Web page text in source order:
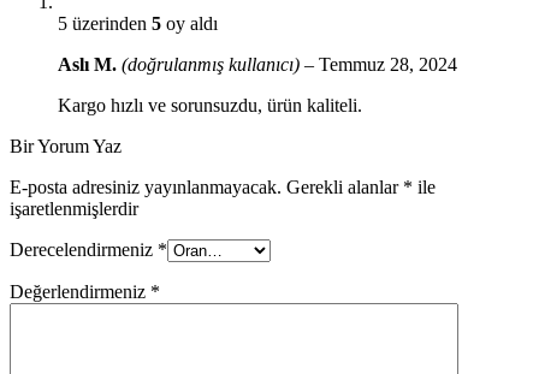
5 üzerinden 5 oy aldı
Aslı M. (doğrulanmış kullanıcı) – Temmuz 28, 2024
Kargo hızlı ve sorunsuzdu, ürün kaliteli.
Bir Yorum Yaz
E-posta adresiniz yayınlanmayacak. Gerekli alanlar * ile
işaretlenmişlerdir
Derecelendirmeniz *
Değerlendirmeniz *